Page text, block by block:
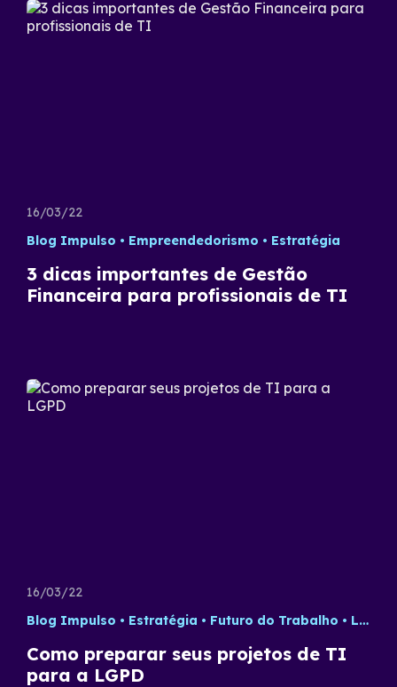
16/03/22
Blog Impulso
Empreendedorismo Estratégia
3 dicas importantes de Gestão
Financeira para profissionais de TI
16/03/22
Blog Impulso
Estratégia Futuro do Trabalho LGPD
Como preparar seus projetos de TI
para a LGPD